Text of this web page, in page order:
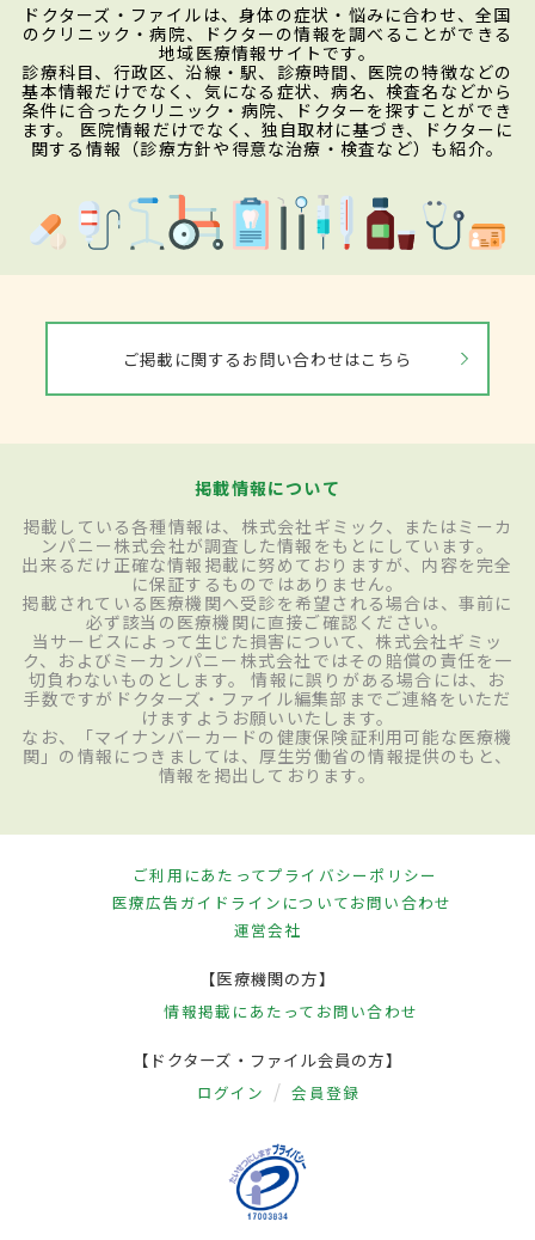
ドクターズ・ファイルは、身体の症状・悩みに合わせ、全国
のクリニック・病院、ドクターの情報を調べることができる
地域医療情報サイトです。
診療科目、行政区、沿線・駅、診療時間、医院の特徴などの
基本情報だけでなく、気になる症状、病名、検査名などから
条件に合ったクリニック・病院、ドクターを探すことができ
ます。 医院情報だけでなく、独自取材に基づき、ドクターに
関する情報（診療方針や得意な治療・検査など）も紹介。
ご掲載に関するお問い合わせはこちら
掲載情報について
掲載している各種情報は、株式会社ギミック、またはミーカ
ンパニー株式会社が調査した情報をもとにしています。
出来るだけ正確な情報掲載に努めておりますが、内容を完全
に保証するものではありません。
掲載されている医療機関へ受診を希望される場合は、事前に
必ず該当の医療機関に直接ご確認ください。
当サービスによって生じた損害について、株式会社ギミッ
ク、およびミーカンパニー株式会社ではその賠償の責任を一
切負わないものとします。 情報に誤りがある場合には、お
手数ですがドクターズ・ファイル編集部までご連絡をいただ
けますようお願いいたします。
なお、「マイナンバーカードの健康保険証利用可能な医療機
関」の情報につきましては、厚生労働省の情報提供のもと、
情報を掲出しております。
ご利用にあたってプライバシーポリシー
医療広告ガイドラインについてお問い合わせ
運営会社
【医療機関の方】
情報掲載にあたって お問い合わせ
【ドクターズ・ファイル会員の方】
ログイン 会員登録